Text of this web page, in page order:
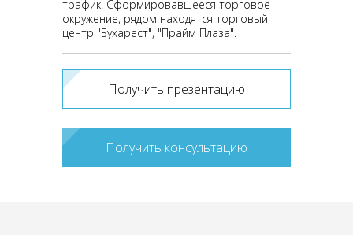
трафик. Сформировавшееся торговое
окружение, рядом находятся торговый
центр "Бухарест", "Прайм Плаза".
Получить презентацию
Получить консультацию